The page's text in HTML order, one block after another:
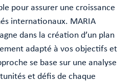
pour assurer une croissance
internationaux. MARIA
dans la création d’un plan
adapté à vos objectifs et
se base sur une analyse
et défis de chaque